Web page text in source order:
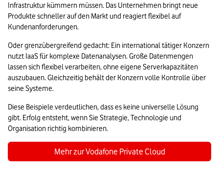
Infrastruktur kümmern müssen. Das Unternehmen bringt neue
Produkte schneller auf den Markt und reagiert flexibel auf
Kundenanforderungen.
Oder grenzübergreifend gedacht: Ein international tätiger Konzern
nutzt IaaS für komplexe Datenanalysen. Große Datenmengen
lassen sich flexibel verarbeiten, ohne eigene Serverkapazitäten
auszubauen. Gleichzeitig behält der Konzern volle Kontrolle über
seine Systeme.
Diese Beispiele verdeutlichen, dass es keine universelle Lösung
gibt. Erfolg entsteht, wenn Sie Strategie, Technologie und
Organisation richtig kombinieren.
Mehr zur Vodafone Private Cloud